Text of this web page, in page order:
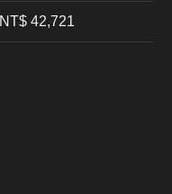
NT$ 42,721